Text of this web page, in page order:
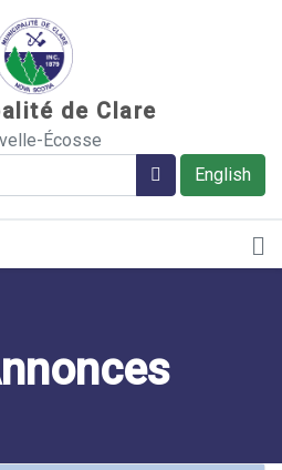
de Clare
Écosse
English
Rechercher